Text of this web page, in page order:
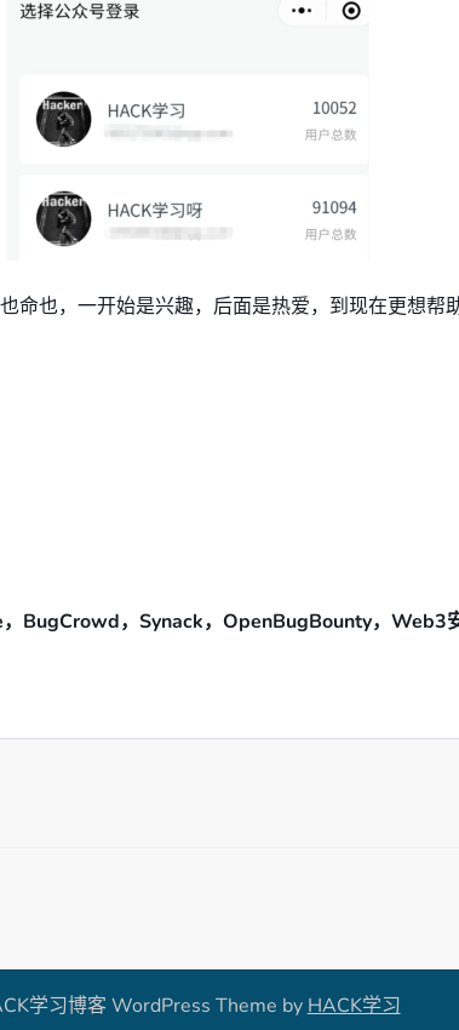
也，一开始是兴趣，后面是热爱，到现在更想帮
BugCrowd，Synack，OpenBugBounty，Web3
学习博客 WordPress Theme by HACK学习